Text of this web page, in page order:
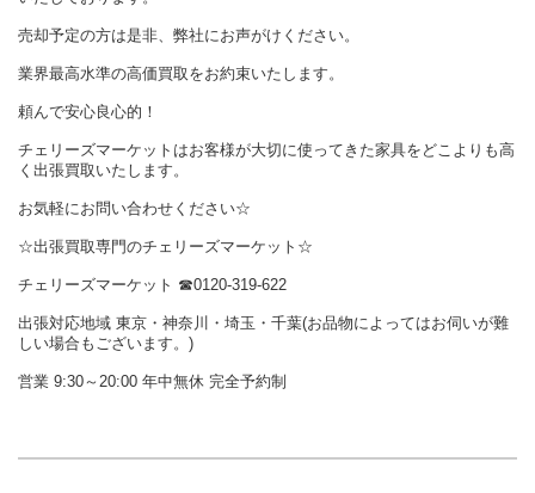
売却予定の方は是非、弊社にお声がけください。
業界最高水準の高価買取をお約束いたします。
頼んで安心良心的！
チェリーズマーケットはお客様が大切に使ってきた家具をどこよりも高
く出張買取いたします。
お気軽にお問い合わせください☆
☆出張買取専門のチェリーズマーケット☆
チェリーズマーケット ☎︎0120-319-622
出張対応地域 東京・神奈川・埼玉・千葉(お品物によってはお伺いが難
しい場合もございます。)
営業 9:30～20:00 年中無休 完全予約制